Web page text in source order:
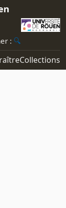
: 🔍
Collections